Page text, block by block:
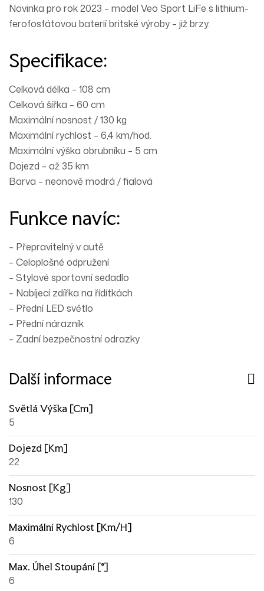
Novinka pro rok 2023 – model Veo Sport LiFe s lithium-
ferofosfátovou baterií britské výroby – již brzy.
Specifikace:
Celková délka – 108 cm
Celková šířka – 60 cm
Maximální nosnost / 130 kg
Maximální rychlost – 6,4 km/hod.
Maximální výška obrubníku – 5 cm
Dojezd – až 35 km
Barva – neonově modrá / fialová
Funkce navíc:
– Přepravitelný v autě
– Celoplošné odpružení
– Stylové sportovní sedadlo
– Nabíjecí zdířka na řídítkách
– Přední LED světlo
– Přední nárazník
– Zadní bezpečnostní odrazky
Další informace
Světlá Výška [cm]
5
Dojezd [km]
22
Nosnost [kg]
130
Maximální Rychlost [km/h]
6
Max. Úhel Stoupání [°]
6